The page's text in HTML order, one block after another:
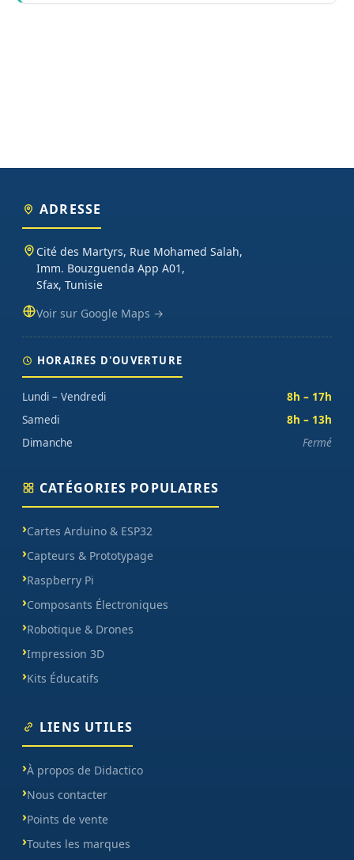
ADRESSE
Cité des Martyrs, Rue Mohamed Salah,
Imm. Bouzguenda App A01,
Sfax, Tunisie
Voir sur Google Maps →
HORAIRES D'OUVERTURE
Lundi – Vendredi
8h – 17h
Samedi
8h – 13h
Dimanche
Fermé
CATÉGORIES POPULAIRES
Cartes Arduino & ESP32
Capteurs & Prototypage
Raspberry Pi
Composants Électroniques
Robotique & Drones
Impression 3D
Kits Éducatifs
LIENS UTILES
À propos de Didactico
Nous contacter
Points de vente
Toutes les marques